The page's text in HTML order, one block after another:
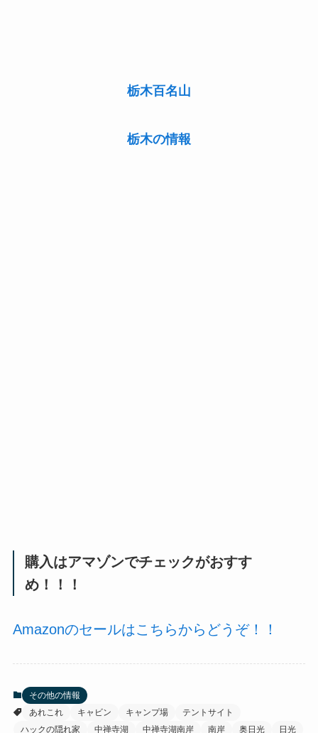
栃木百名山
栃木の情報
購入はアマゾンでチェックがおすす
め！！！
Amazonのセールはこちらからどうぞ！！
その他の情報
あれこれ
キャビン キャンプ場
テントサイト
ハックの隠れ家
中禅寺湖 中禅寺湖南岸 南岸 奥日光 日光